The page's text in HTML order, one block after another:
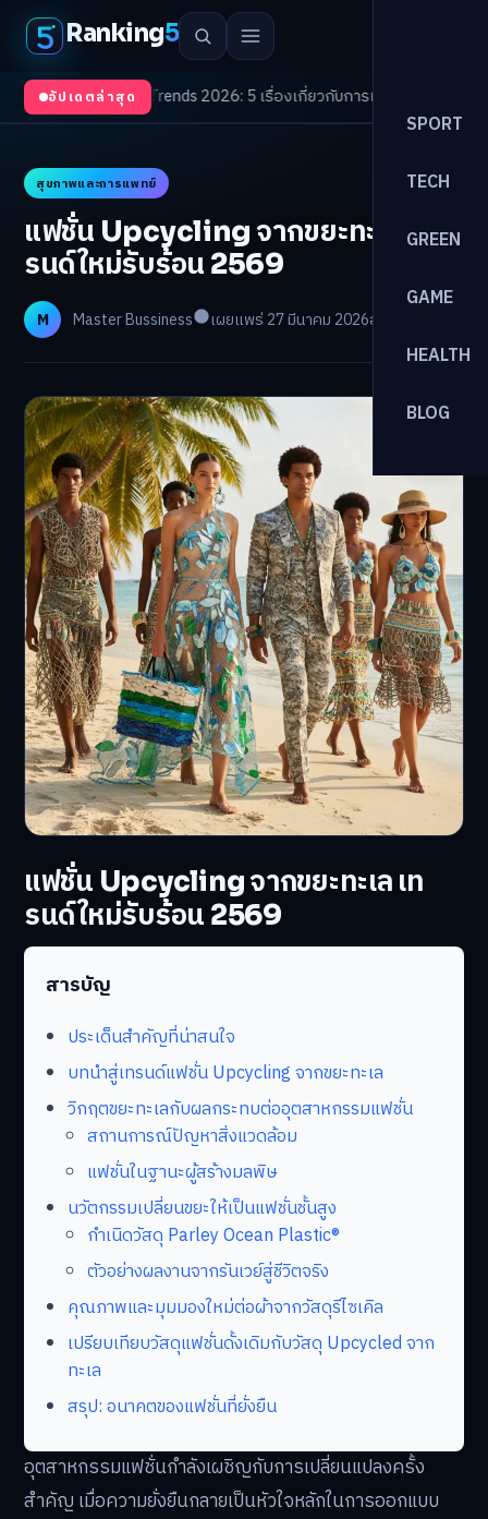
Ranking5
SPORT
TECH
GREEN
GAME
HEALTH
BLOG
อัปเดตล่าสุด
Health Trends 2026: 5 เรื่องเกี่ยวกับการแพทย์ที่ควรรู้
สุขภาพและการแพทย์
แฟชั่น Upcycling จากขยะทะเล เท
รนด์ใหม่รับร้อน 2569
M Master Bussiness เผยแพร่ 27 มีนาคม 2026อ่าน 15 นาที
แฟชั่น Upcycling จากขยะทะเล เท
รนด์ใหม่รับร้อน 2569
สารบัญ
ประเด็นสำคัญที่น่าสนใจ
บทนำสู่เทรนด์แฟชั่น Upcycling จากขยะทะเล
วิกฤตขยะทะเลกับผลกระทบต่ออุตสาหกรรมแฟชั่น
สถานการณ์ปัญหาสิ่งแวดล้อม
แฟชั่นในฐานะผู้สร้างมลพิษ
นวัตกรรมเปลี่ยนขยะให้เป็นแฟชั่นชั้นสูง
กำเนิดวัสดุ Parley Ocean Plastic®
ตัวอย่างผลงานจากรันเวย์สู่ชีวิตจริง
คุณภาพและมุมมองใหม่ต่อผ้าจากวัสดุรีไซเคิล
เปรียบเทียบวัสดุแฟชั่นดั้งเดิมกับวัสดุ Upcycled จาก
ทะเล
สรุป: อนาคตของแฟชั่นที่ยั่งยืน
อุตสาหกรรมแฟชั่นกำลังเผชิญกับการเปลี่ยนแปลงครั้ง
สำคัญ เมื่อความยั่งยืนกลายเป็นหัวใจหลักในการออกแบบ